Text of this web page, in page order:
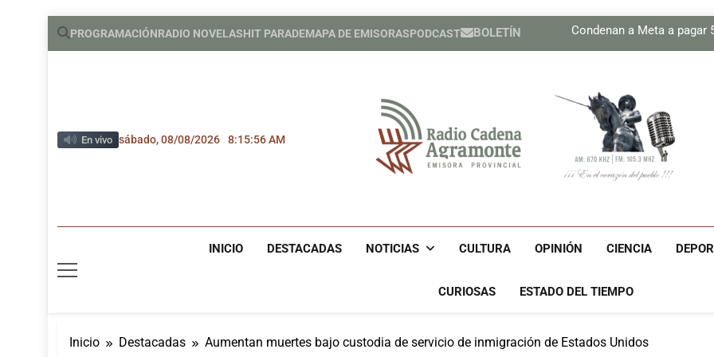
Saltar
PROGRAMACIÓNRADIO NOVELASHIT PARADEMAPA DE EMISORASPODCAST BOLETÍN
Condenan a Meta a pagar
Prensa de EEUU divulga
Condenan a Meta a pagar
Prensa de EEUU
Díaz-Canel asiste al
En vivo sábado, 08/08/2026 8:15:58 AM
Radio Cadena
INICIO DESTACADAS NOTICIAS CULTURA OPINIÓN CIENCIA
CURIOSAS ESTADO DEL TIEMPO
Inicio Destacadas Aumentan muertes bajo custodia de servicio de inmigración de Estados Unidos